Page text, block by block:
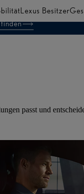
Lexus Besitzer
passt und